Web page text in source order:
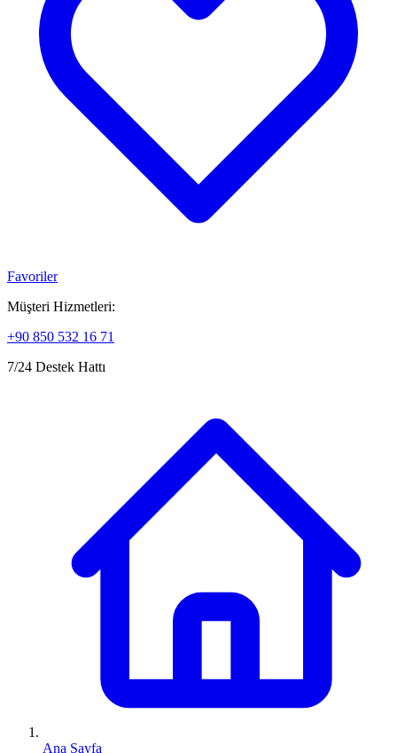
Favoriler
Müşteri Hizmetleri:
+90 850 532 16 71
7/24 Destek Hattı
Ana Sayfa